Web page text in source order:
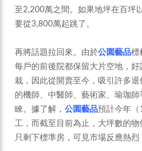
至2,200萬之間。如果地坪在百坪
要從3,800萬起跳了。
再將話題拉回來。由於公園藝品標
每戶的前後院都保留大片空地，好
栽，因此從開賣至今，吸引許多退
的機師、中醫師、藝術家、瑜珈
睞。據了解， 公園藝品預計今年
工，而截至目前為止，大坪數的物
只剩下標準房，可見市場反應熱烈